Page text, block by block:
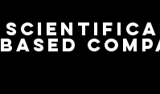
based